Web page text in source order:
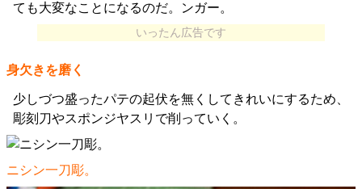
ても大変なことになるのだ。ンガー。
いったん広告です
身欠きを磨く
少しづつ盛ったパテの起伏を無くしてきれいにするため、
彫刻刀やスポンジヤスリで削っていく。
ニシン一刀彫。